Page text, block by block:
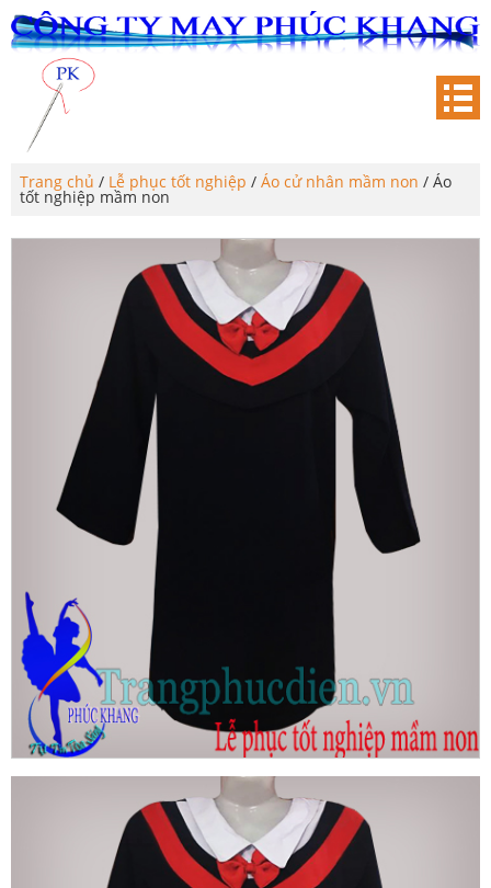
Trang chủ / Lễ phục tốt nghiệp / Áo cử nhân mầm non / Áo
tốt nghiệp mầm non